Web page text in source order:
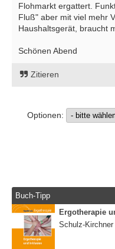
Flohmarkt ergattert.
Fluß" aber mit viel mehr
Haushaltsgerät, braucht
Schönen Abend
Zitieren
Optionen:
Buch-Tipp
Ergotherapie
Schulz-